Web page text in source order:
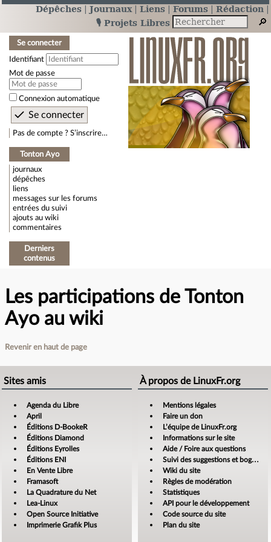
Dépêches Journaux Liens Forums
Rédaction
🎙️ Projets Libres
Se connecter
Identifiant
Mot de passe
Connexion automatique
Pas de compte ? S’inscrire…
Tonton Ayo
journaux
dépêches
liens
messages sur les forums
entrées du suivi
ajouts au wiki
commentaires
Derniers
contenus
Les participations de Tonton
Ayo au wiki
Revenir en haut de page
Sites amis
Agenda du Libre
April
Éditions D-BookeR
Éditions Diamond
Éditions Eyrolles
Éditions ENI
En Vente Libre
Framasoft
La Quadrature du Net
Lea-Linux
Open Source Initiative
Imprimerie Grafik Plus
À propos de LinuxFr.org
Mentions légales
Faire un don
L’équipe de LinuxFr.org
Informations sur le site
Aide / Foire aux questions
Suivi des suggestions et bogues
Wiki du site
Règles de modération
Statistiques
API pour le développement
Code source du site
Plan du site